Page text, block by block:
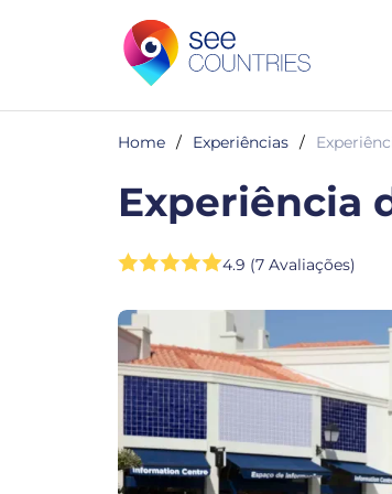
Home / Experiências /
Experiência
4.9 (7 Avaliações)